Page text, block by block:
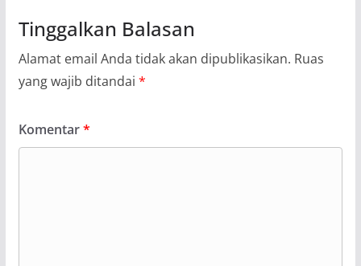
Tinggalkan Balasan
Alamat email Anda tidak akan dipublikasikan. Ruas
yang wajib ditandai *
Komentar*